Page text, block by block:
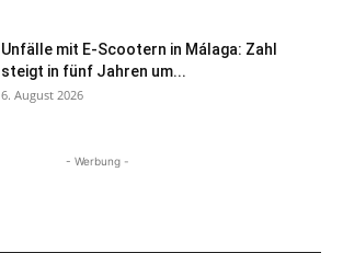
Unfälle mit E-Scootern in Málaga: Zahl
steigt in fünf Jahren um...
6. August 2026
- Werbung -